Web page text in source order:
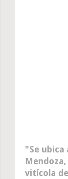
Se ubica
vitícola